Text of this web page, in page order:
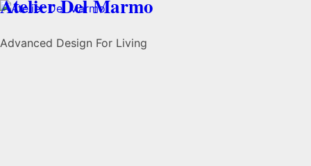
Atelier Del Marmo
Advanced Design For Living